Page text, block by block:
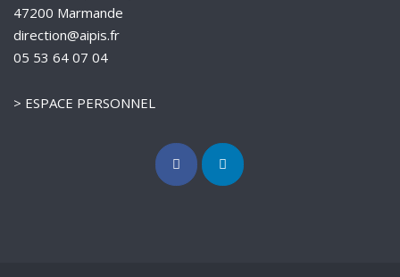
47200 Marmande
direction@aipis.fr
05 53 64 07 04
> ESPACE PERSONNEL